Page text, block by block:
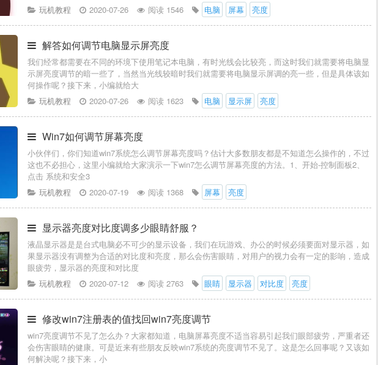
玩机教程
2020-07-26 阅读 1546 电脑 屏幕 亮度
解答如何调节电脑显示屏亮度
我们经常都需要在不同的环境下使用笔记本电脑，有时光线会比较亮，而这时我们就需要将电脑显
示屏亮度调节的暗一些了，当然当光线较暗时我们就需要将电脑显示屏调的亮一些，但是具体该如
何操作呢？接下来，小编就给大
玩机教程
2020-07-26 阅读 1623 电脑 显示屏 亮度
Win7如何调节屏幕亮度
小伙伴们，你们知道win7系统怎么调节屏幕亮度吗？估计大多数朋友都是不知道怎么操作的，不过
这也不必担心，这里小编就给大家演示一下win7怎么调节屏幕亮度的方法。1、开始-控制面板2、
点击 系统和安全3
玩机教程
2020-07-19 阅读 1368 屏幕 亮度
显示器亮度对比度调多少眼睛舒服？
液晶显示器是是台式电脑必不可少的显示设备，我们在玩游戏、办公的时候必须要面对显示器，如
果显示器没有调整为合适的对比度和亮度，那么会伤害眼睛，对用户的视力会有一定的影响，造成
眼疲劳，显示器的亮度和对比度
玩机教程
2020-07-12 阅读 2763 眼睛 显示器 对比度 亮度
修改win7注册表的值找回win7亮度调节
win7亮度调节不见了怎么办？大家都知道，电脑屏幕亮度不适当容易引起我们眼部疲劳，严重者还
会伤害眼睛的健康。可是近来有些朋友反映win7系统的亮度调节不见了。这是怎么回事呢？又该如
何解决呢？接下来，小